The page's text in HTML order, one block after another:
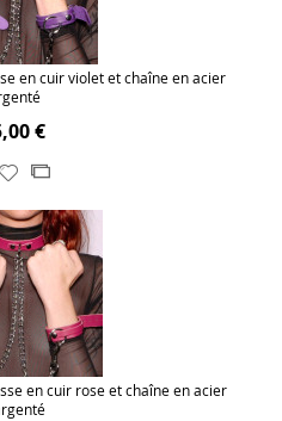
en cuir violet et chaîne en acier
€
Ajouter
ma
liste
d’envie
Ajouter
comparateur
en cuir rose et chaîne en acier